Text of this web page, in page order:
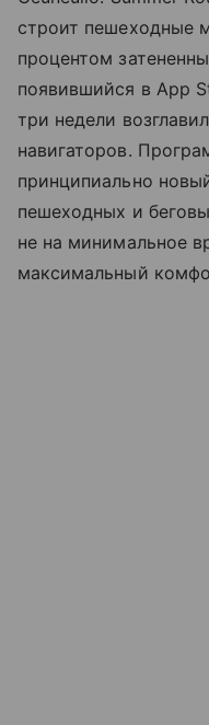
строит пешеходные
процентом
появившийся в App
три недели
навигаторов.
принципиально
пешеходных и
не на минимальное
максимальный